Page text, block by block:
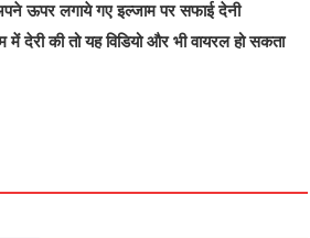
ऊपर लगाये गए इल्जाम पर सफाई देनी
देरी की तो यह विडियो और भी वायरल हो सकता